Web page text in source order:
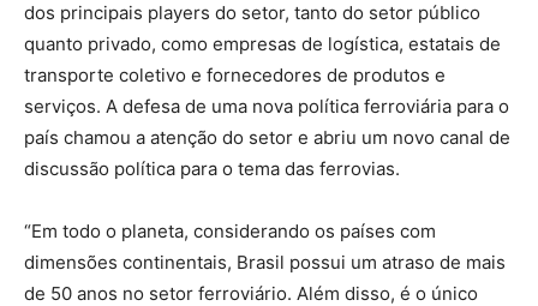
dos principais players do setor, tanto do setor público
quanto privado, como empresas de logística, estatais de
transporte coletivo e fornecedores de produtos e
serviços. A defesa de uma nova política ferroviária para o
país chamou a atenção do setor e abriu um novo canal de
discussão política para o tema das ferrovias.
“Em todo o planeta, considerando os países com
dimensões continentais, Brasil possui um atraso de mais
de 50 anos no setor ferroviário. Além disso, é o único